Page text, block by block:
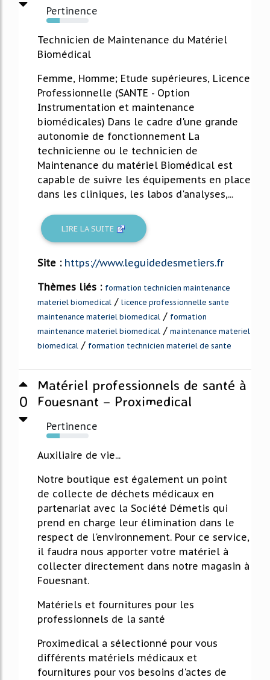
Pertinence
31%
Technicien de Maintenance du Matériel
Biomédical
Femme, Homme; Etude supérieures, Licence
Professionnelle (SANTE - Option
Instrumentation et maintenance
biomédicales) Dans le cadre d'une grande
autonomie de fonctionnement La
technicienne ou le technicien de
Maintenance du matériel Biomédical est
capable de suivre les équipements en place
dans les cliniques, les labos d'analyses,...
LIRE LA SUITE
Site : https://www.leguidedesmetiers.fr
Thèmes liés : formation technicien maintenance
materiel biomedical / licence professionnelle sante
maintenance materiel biomedical / formation
maintenance materiel biomedical / maintenance materiel
biomedical / formation technicien materiel de sante
0
Matériel professionnels de santé à
Fouesnant – Proximedical
Pertinence
31%
Auxiliaire de vie...
Notre boutique est également un point
de collecte de déchets médicaux en
partenariat avec la Société Démetis qui
prend en charge leur élimination dans le
respect de l'environnement. Pour ce service,
il faudra nous apporter votre matériel à
collecter directement dans notre magasin à
Fouesnant.
Matériels et fournitures pour les
professionnels de la santé
Proximedical a sélectionné pour vous
différents matériels médicaux et
fournitures pour vos besoins d'actes de